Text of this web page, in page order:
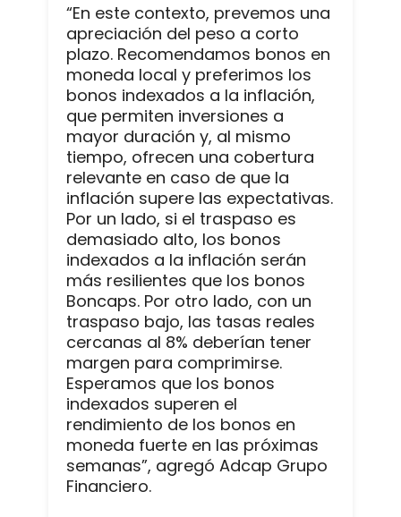
“En este contexto, prevemos una
apreciación del peso a corto
plazo. Recomendamos bonos en
moneda local y preferimos los
bonos indexados a la inflación,
que permiten inversiones a
mayor duración y, al mismo
tiempo, ofrecen una cobertura
relevante en caso de que la
inflación supere las expectativas.
Por un lado, si el traspaso es
demasiado alto, los bonos
indexados a la inflación serán
más resilientes que los bonos
Boncaps. Por otro lado, con un
traspaso bajo, las tasas reales
cercanas al 8% deberían tener
margen para comprimirse.
Esperamos que los bonos
indexados superen el
rendimiento de los bonos en
moneda fuerte en las próximas
semanas”, agregó Adcap Grupo
Financiero.